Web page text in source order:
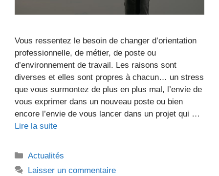
Vous ressentez le besoin de changer d’orientation
professionnelle, de métier, de poste ou
d’environnement de travail. Les raisons sont
diverses et elles sont propres à chacun… un stress
que vous surmontez de plus en plus mal, l’envie de
vous exprimer dans un nouveau poste ou bien
encore l’envie de vous lancer dans un projet qui …
Lire la suite
Catégories
Actualités
Laisser un commentaire